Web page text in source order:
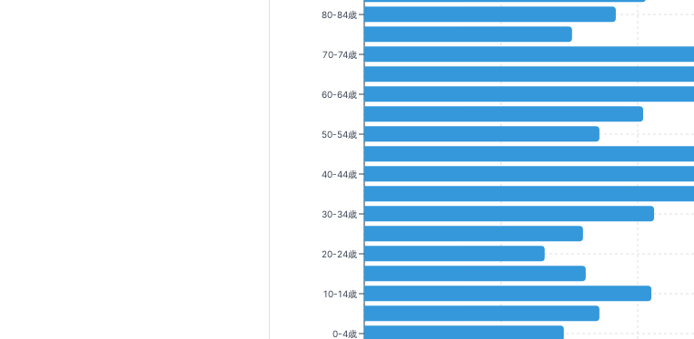
80-84歳
70-74歳
60-64歳
50-54歳
40-44歳
30-34歳
20-24歳
10-14歳
0-4歳